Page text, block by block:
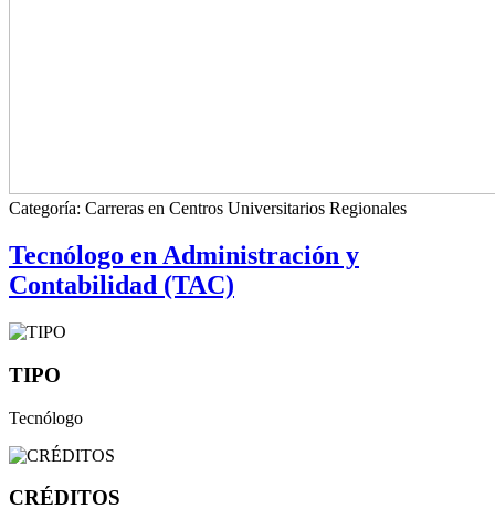
Categoría: Carreras en Centros Universitarios Regionales
Tecnólogo en Administración y
Contabilidad (TAC)
TIPO
Tecnólogo
CRÉDITOS